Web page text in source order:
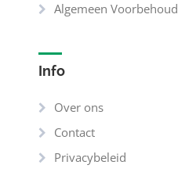
Algemeen Voorbehoud
Info
Over ons
Contact
Privacybeleid